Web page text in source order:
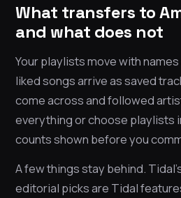
What transfers to
and what does not
Your playlists move with
liked songs arrive as saved
come across and followed
everything or choose playlists
counts shown before you
A few things stay behind.
editorial picks are Tidal